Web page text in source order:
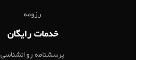
رزومه
خدمات رایگان
پرسشنامه روانشناسی